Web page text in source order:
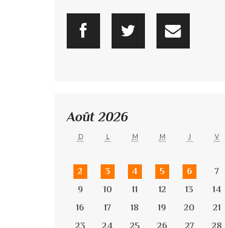
Août 2026
D L M M J V
2
3 4 5 6 7
9
10 11 12 13 14
16
17 18 19 20 21
23
24 25 26 27 28